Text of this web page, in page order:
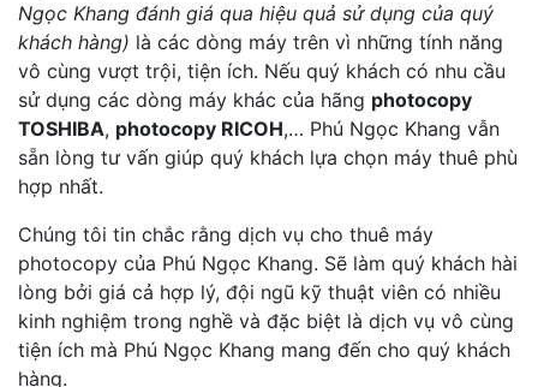
Ngọc Khang đánh giá qua hiệu quả sử dụng của quý
khách hàng) là các dòng máy trên vì những tính năng
vô cùng vượt trội, tiện ích. Nếu quý khách có nhu cầu
sử dụng các dòng máy khác của hãng photocopy
TOSHIBA, photocopy RICOH,… Phú Ngọc Khang vẫn
sẵn lòng tư vấn giúp quý khách lựa chọn máy thuê phù
hợp nhất.
Chúng tôi tin chắc rằng dịch vụ cho thuê máy
photocopy của Phú Ngọc Khang. Sẽ làm quý khách hài
lòng bởi giá cả hợp lý, đội ngũ kỹ thuật viên có nhiều
kinh nghiệm trong nghề và đặc biệt là dịch vụ vô cùng
tiện ích mà Phú Ngọc Khang mang đến cho quý khách
hàng.